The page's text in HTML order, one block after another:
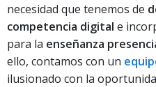
necesidad que tenemos de
competencia digital e
para la enseñanza
ello, contamos con un
ilusionado con la